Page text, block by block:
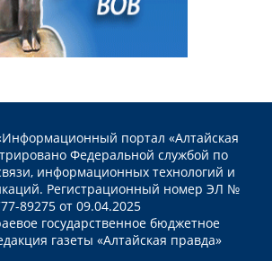
портал «Алтайская
Федеральной службой по
информационных технологий и
Регистрационный номер ЭЛ №
89275 от 09.04.2025
государственное бюджетное
газеты «Алтайская правда»